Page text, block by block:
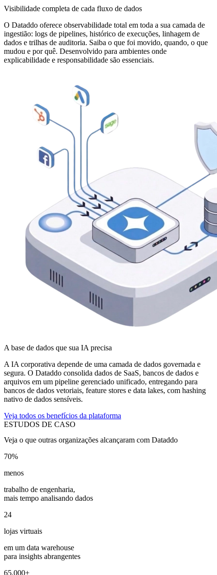
Visibilidade completa de cada fluxo de dados
O Dataddo oferece observabilidade total em toda a sua camada de
ingestião: logs de pipelines, histórico de execuções, linhagem de
dados e trilhas de auditoria. Saiba o que foi movido, quando, o que
mudou e por quê. Desenvolvido para ambientes onde
explicabilidade e responsabilidade são essenciais.
A base de dados que sua IA precisa
A IA corporativa depende de uma camada de dados governada e
segura. O Dataddo consolida dados de SaaS, bancos de dados e
arquivos em um pipeline gerenciado unificado, entregando para
bancos de dados vetoriais, feature stores e data lakes, com hashing
nativo de dados sensíveis.
Veja todos os benefícios da plataforma
ESTUDOS DE CASO
Veja o que outras organizações alcançaram com Dataddo
70%
menos
trabalho de engenharia,
mais tempo analisando dados
24
lojas virtuais
em um data warehouse
para insights abrangentes
65,000+